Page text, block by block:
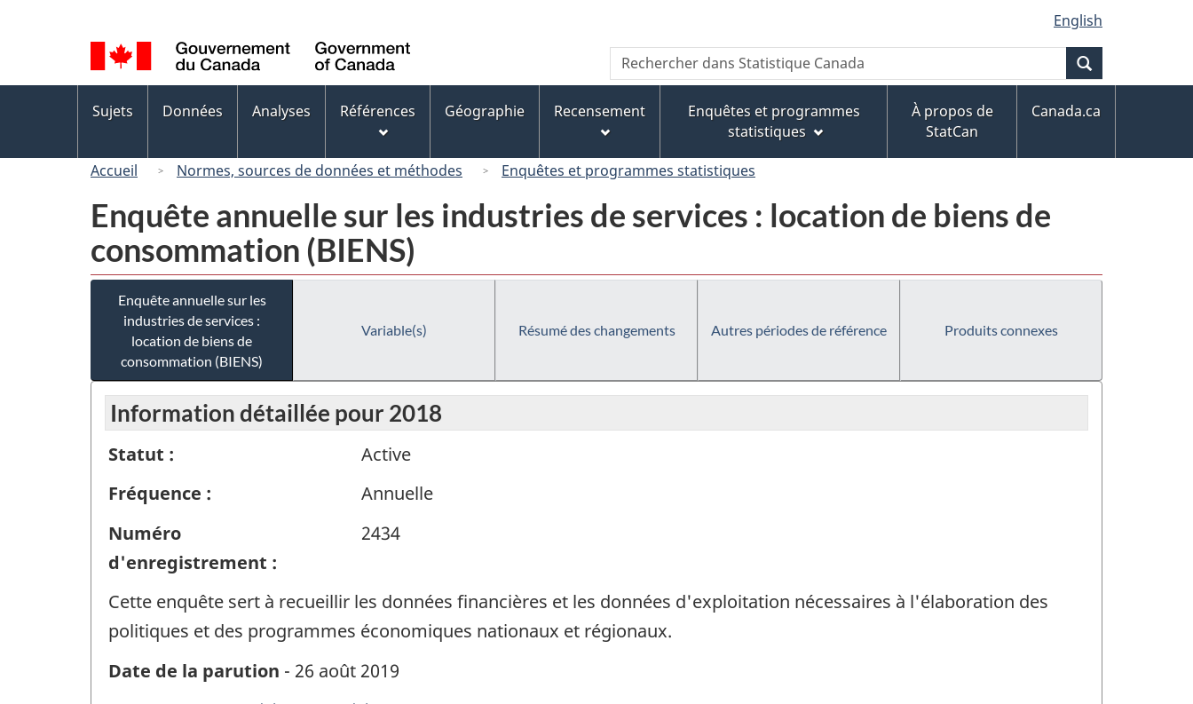
au
contenu
principal
« À
propos
de
ce
version
HTML
simplifiée
de
la
langue
English
Canada
Recherche
Rechercher
dans
Canada
des
Sujets Données Analyses Références Géographie Recensement
Enquêtes et programmes
statistiques
À propos de
StatCan
Canada.ca
Accueil Normes, sources de données et méthodes Enquêtes et programmes statistiques
Enquête annuelle sur les industries de services : location de biens de
consommation (BIENS)
Enquête annuelle sur les
industries de services :
location de biens de
consommation (BIENS)
Variable(s) Résumé des changements Autres périodes de référence Produits connexes
Information détaillée pour 2018
Statut :
Active
Fréquence :
Annuelle
Numéro
d'enregistrement :
2434
Cette enquête sert à recueillir les données financières et les données d'exploitation nécessaires à l'élaboration des
politiques et des programmes économiques nationaux et régionaux.
Date de la parution - 26 août 2019